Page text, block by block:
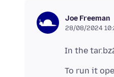
Joe Freeman
28/08/2024
To run it